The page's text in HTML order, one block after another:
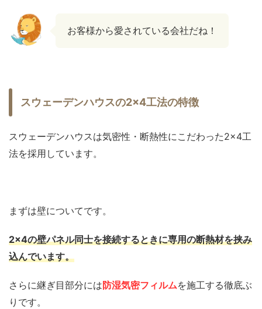
お客様から愛されている会社だね！
スウェーデンハウスの2×4工法の特徴
スウェーデンハウスは気密性・断熱性にこだわった2×4工
法を採用しています。
まずは壁についてです。
2×4の壁パネル同士を接続するときに専用の断熱材を挟み
込んでいます。
さらに継ぎ目部分には防湿気密フィルムを施工する徹底ぶ
りです。